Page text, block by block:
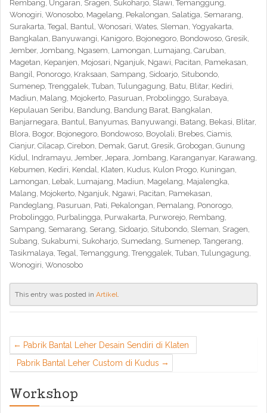
Rembang, Ungaran, Sragen, Sukoharjo, Slawi, Temanggung,
Wonogiri, Wonosobo, Magelang, Pekalongan, Salatiga, Semarang,
Surakarta, Tegal, Bantul, Wonosari, Wates, Sleman, Yogyakarta,
Bangkalan, Banyuwangi, Kanigoro, Bojonegoro, Bondowoso, Gresik,
Jember, Jombang, Ngasem, Lamongan, Lumajang, Caruban,
Magetan, Kepanjen, Mojosari, Nganjuk, Ngawi, Pacitan, Pamekasan,
Bangil, Ponorogo, Kraksaan, Sampang, Sidoarjo, Situbondo,
Sumenep, Trenggalek, Tuban, Tulungagung, Batu, Blitar, Kediri,
Madiun, Malang, Mojokerto, Pasuruan, Probolinggo, Surabaya,
Kepulauan Seribu, Bandung, Bandung Barat, Bangkalan,
Banjarnegara, Bantul, Banyumas, Banyuwangi, Batang, Bekasi, Blitar,
Blora, Bogor, Bojonegoro, Bondowoso, Boyolali, Brebes, Ciamis,
Cianjur, Cilacap, Cirebon, Demak, Garut, Gresik, Grobogan, Gunung
Kidul, Indramayu, Jember, Jepara, Jombang, Karanganyar, Karawang,
Kebumen, Kediri, Kendal, Klaten, Kudus, Kulon Progo, Kuningan,
Lamongan, Lebak, Lumajang, Madiun, Magelang, Majalengka,
Malang, Mojokerto, Nganjuk, Ngawi, Pacitan, Pamekasan,
Pandeglang, Pasuruan, Pati, Pekalongan, Pemalang, Ponorogo,
Probolinggo, Purbalingga, Purwakarta, Purworejo, Rembang,
Sampang, Semarang, Serang, Sidoarjo, Situbondo, Sleman, Sragen,
Subang, Sukabumi, Sukoharjo, Sumedang, Sumenep, Tangerang,
Tasikmalaya, Tegal, Temanggung, Trenggalek, Tuban, Tulungagung,
Wonogiri, Wonosobo
This entry was posted in Artikel.
Pabrik Bantal Leher Desain Sendiri di Klaten
Pabrik Bantal Leher Custom di Kudus
Workshop